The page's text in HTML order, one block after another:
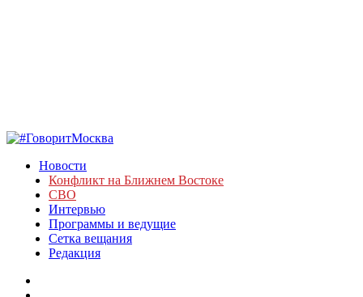
Новости
Конфликт на Ближнем Востоке
СВО
Интервью
Программы и ведущие
Сетка вещания
Редакция